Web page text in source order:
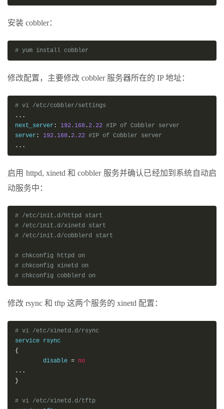
安装 cobbler：
# yum install cobbler
修改配置，主要修改 cobbler 服务器所在的 IP 地址：
# vi /etc/cobbler/settings
...
next_server : 192.168 .2.22 #IP of Cobbler server
server : 192.168 .2.22 #IP of Cobbler server
...
启用 httpd, xinetd 和 cobbler 服务并确认已经加到系统自动启
动服务中：
# /etc/init.d/httpd start
# /etc/init.d/xinetd start
# /etc/init.d/cobblerd start
# chkconfig httpd on
# chkconfig xinetd on
# chkconfig cobblerd on
修改 rsync 和 tftp 这两个服务的 xinetd 配置：
# vi /etc/xinetd.d/rsync
{
        disable
= no
...
}
# vi /etc/xinetd.d/tftp